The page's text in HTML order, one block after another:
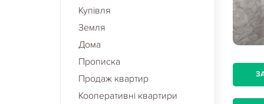
Купівля
Земля
Дома
Прописка
Продаж квартир
Кооперативні квартири